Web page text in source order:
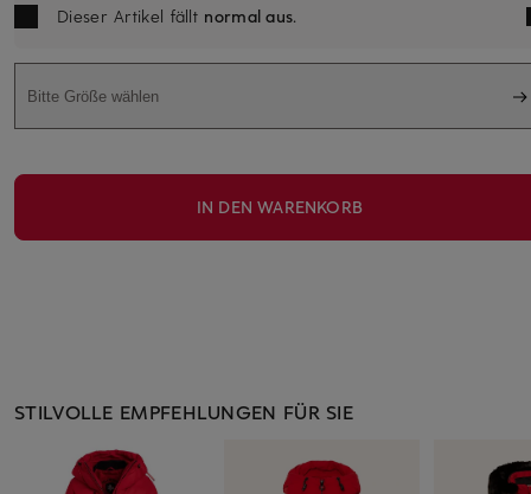
Dieser Artikel fällt normal aus.
Bitte Größe wählen
IN DEN WARENKORB
STILVOLLE EMPFEHLUNGEN FÜR SIE